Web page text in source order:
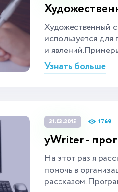
Художественный
используется
и
Узнать больше
31.03.2015 1769
yWriter -
На этот раз я
помочь в
рассказом.